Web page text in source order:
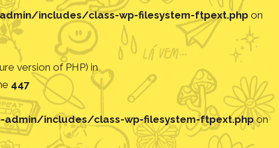
includes/class-wp-filesystem-ftpext.phpon
version of PHP) in
447
includes/class-wp-filesystem-ftpext.phpon